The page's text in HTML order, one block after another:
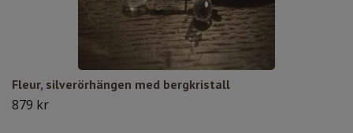
Fleur, silverörhängen med bergkristall
879 kr